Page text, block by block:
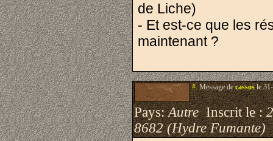
de Liche)
- Et est-ce que les
maintenant ?
#.Message decassosle
Pays:AutreInscrit le :
8682 (Hydre Fumante)